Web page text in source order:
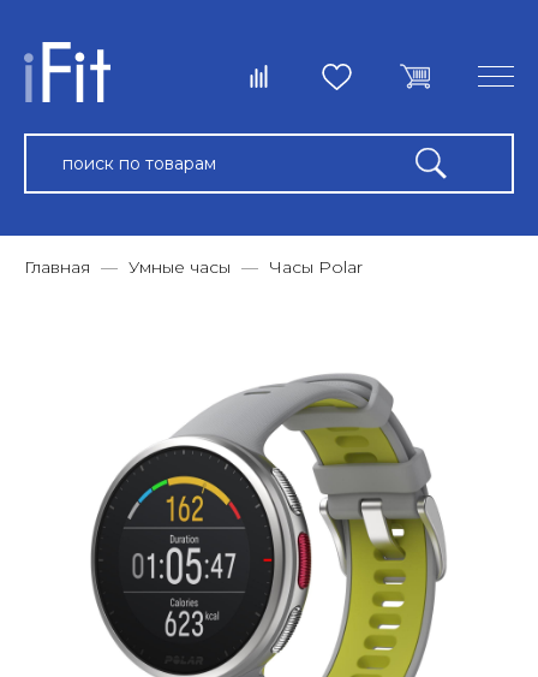
Главная Умные часы Часы Polar